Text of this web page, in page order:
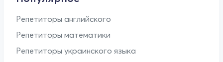
Репетиторы английского
Репетиторы математики
Репетиторы украинского языка